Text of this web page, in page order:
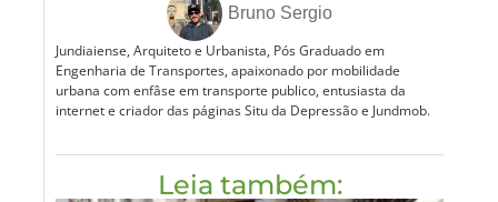
Bruno Sergio
Jundiaiense, Arquiteto e Urbanista, Pós Graduado em
Engenharia de Transportes, apaixonado por mobilidade
urbana com enfâse em transporte publico, entusiasta da
internet e criador das páginas Situ da Depressão e Jundmob.
Leia também: